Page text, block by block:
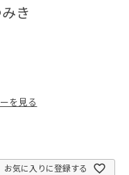
き
を見る
お気に入りに登録する